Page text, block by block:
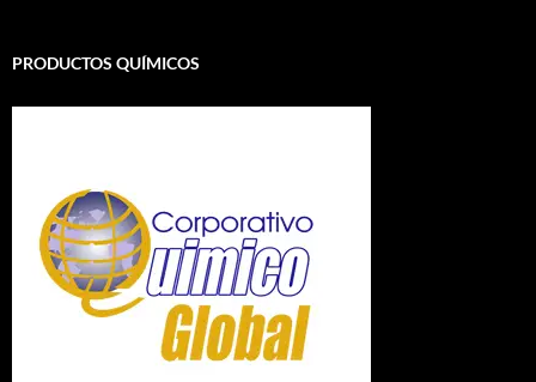
PRODUCTOS QUÍMICOS